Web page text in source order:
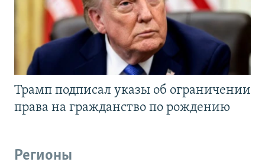
Трамп подписал указы об ограничении
права на гражданство по рождению
Регионы